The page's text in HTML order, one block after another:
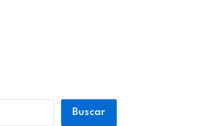
Buscar